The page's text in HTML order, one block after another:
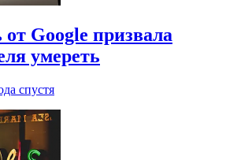
Google призвала
умереть
спустя